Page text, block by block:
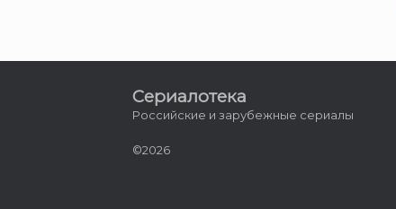
Сериалотека
Российские и зарубежные сериалы
©2026